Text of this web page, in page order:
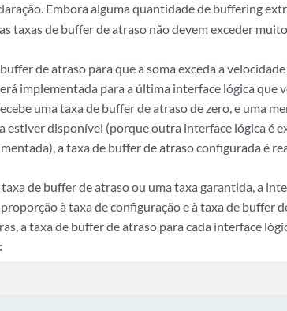
Embora alguma quantidade de buffering
taxas de buffer de atraso não devem exceder
de atraso para que a soma exceda a
implementada para a última interface lógica que
uma taxa de buffer de atraso de zero, e uma
estiver disponível (porque outra interface lógica é
a taxa de buffer de atraso configurada é
de buffer de atraso ou uma taxa garantida, a
à taxa de configuração e à taxa de buffer
a taxa de buffer de atraso para cada interface